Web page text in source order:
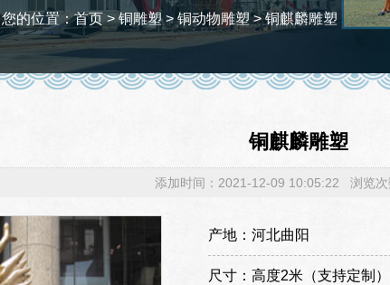
您的位置：首页> 铜雕塑 >铜动物雕塑> 铜麒麟雕塑
铜麒麟雕塑
添加时间：2021-12-09 10:05:22 浏览次
产地：河北曲阳
尺寸：高度2米（支持定制）